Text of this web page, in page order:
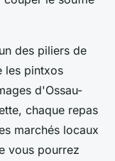
des piliers de
les pintxos
d'Ossau-
chaque repas
marchés locaux
vous pourrez